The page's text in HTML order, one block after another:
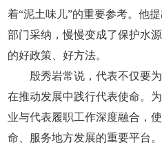
着“泥土味儿”的重要参考。他
部门采纳，慢慢变成了保护水
的好政策、好方法。
殷秀岩常说，代表不仅要为
在推动发展中践行代表使命。
业与代表履职工作深度融合，
命、服务地方发展的重要平台